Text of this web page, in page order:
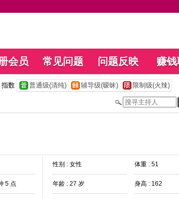
会员 常见问题 问题反映 赚
指数 普通级(清纯) 辅导级(暧昧) 限制级(火辣)
5 点
性别 : 女性 体重 : 51
年龄 : 27 岁 身高 : 162